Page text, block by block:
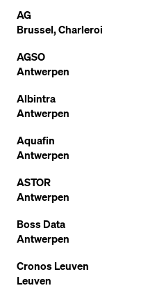
AG
Brussel, Charleroi
AGSO
Antwerpen
Albintra
Antwerpen
Aquafin
Antwerpen
ASTOR
Antwerpen
Boss Data
Antwerpen
Cronos Leuven
Leuven